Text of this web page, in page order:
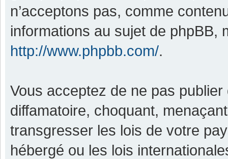
n’acceptons pas, comme
informations au sujet de phpBB,
http://www.phpbb.com/.
Vous acceptez de ne pas
diffamatoire, choquant,
transgresser les lois de votre
hébergé ou les lois